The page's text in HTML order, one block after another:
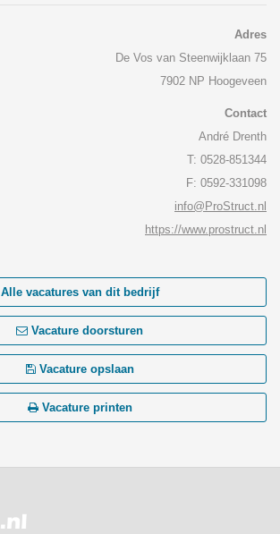
Adres
De Vos van Steenwijklaan 75
7902 NP Hoogeveen
Contact
André Drenth
T: 0528-851344
F: 0592-331098
info@ProStruct.nl
https://www.prostruct.nl
Alle vacatures van dit bedrijf
Vacature doorsturen
Vacature opslaan
Vacature printen